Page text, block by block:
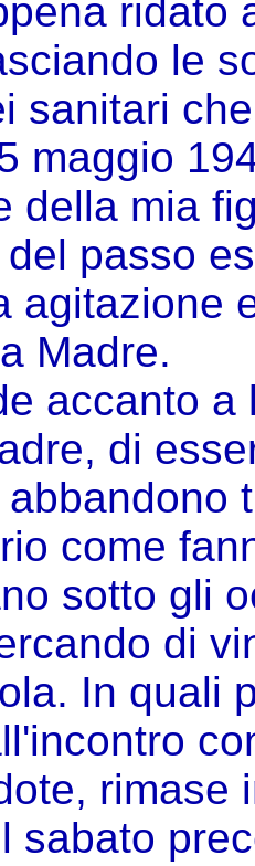
ridato
le
sanitari
maggio
della mia
passo
agitazione
Madre.
accanto
di
come
sotto gli
di
In quali
rimase
sabato